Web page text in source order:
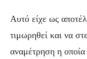
Αυτό είχε ως
τιμωρηθεί και να
αναμέτρηση η οποία